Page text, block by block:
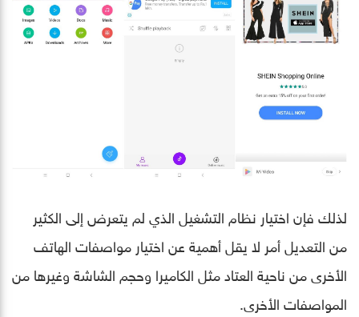
لذلك فإن اختيار نظام التشغيل الذي لم يتعرض إلى الكثير
من التعديل أمر لا يقل أهمية عن اختيار مواصفات الهاتف
الأخرى من ناحية العتاد مثل الكاميرا وحجم الشاشة وغيرها من
المواصفات الأخرى.